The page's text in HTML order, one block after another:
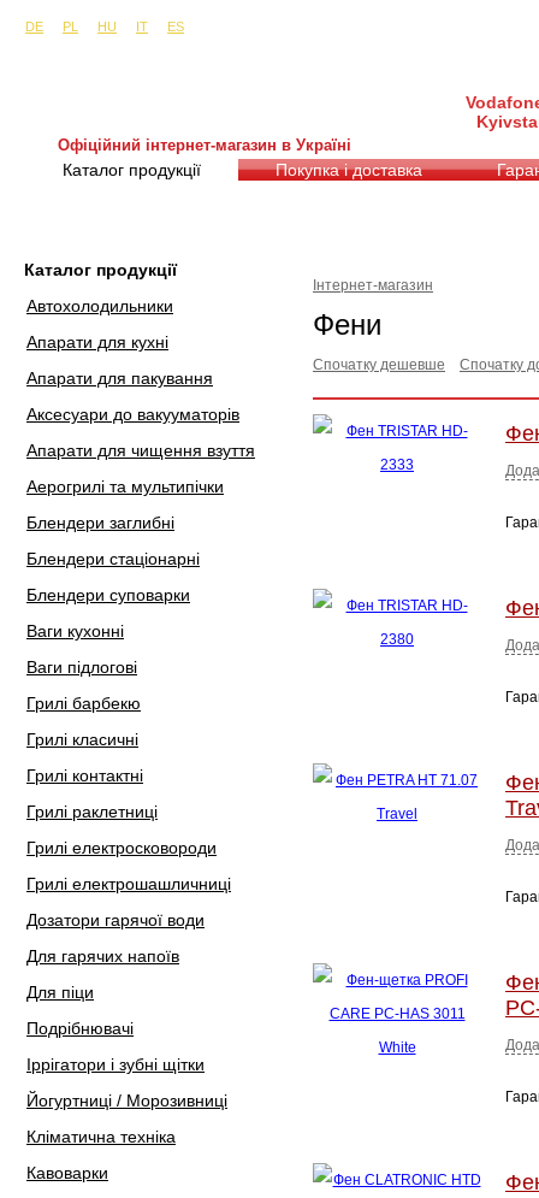
DE
PL HU IT ES
Офіційний інтернет-магазин в Україні
Каталог продукції Покупка і доставка
Каталог продукції
Автохолодильники
Апарати для кухні
Апарати для пакування
Аксесуари до вакууматорів
Апарати для чищення взуття
Аерогрилі та мультипічки
Блендери заглибні
Блендери стаціонарні
Блендери суповарки
Ваги кухонні
Ваги підлогові
Грилі барбекю
Грилі класичні
Грилі контактні
Грилі раклетниці
Грилі електросковороди
Грилі електрошашличниці
Дозатори гарячої води
Для гарячих напоїв
Для піци
Подрібнювачі
Іррігатори і зубні щітки
Йогуртниці / Морозивниці
Кліматична техніка
Кавоварки
Інтернет-магазин
Фени
Спочатку дешевше Спочатку